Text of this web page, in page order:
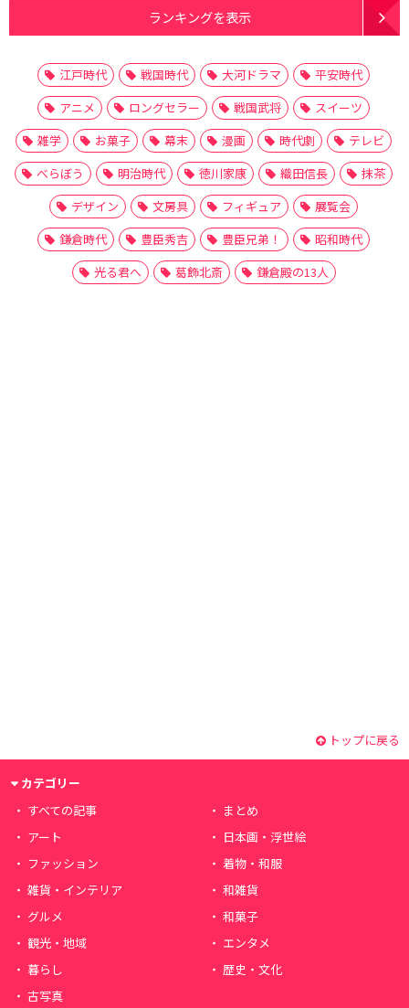
ランキングを表示
江戸時代 戦国時代 大河ドラマ
平安時代
アニメ
ロングセラー 戦国武将
スイーツ
雑学
お菓子 幕末 漫画 時代劇
テレビ
べらぼう
明治時代 徳川家康 織田信長
抹茶
デザイン
文房具 フィギュア
展覧会
鎌倉時代
豊臣秀吉 豊臣兄弟！
昭和時代
光る君へ
葛飾北斎 鎌倉殿の13人
トップに戻る
カテゴリー
すべての記事
まとめ
アート
日本画・浮世絵
ファッション
着物・和服
雑貨・インテリア
和雑貨
グルメ
和菓子
観光・地域
エンタメ
暮らし
歴史・文化
古写真